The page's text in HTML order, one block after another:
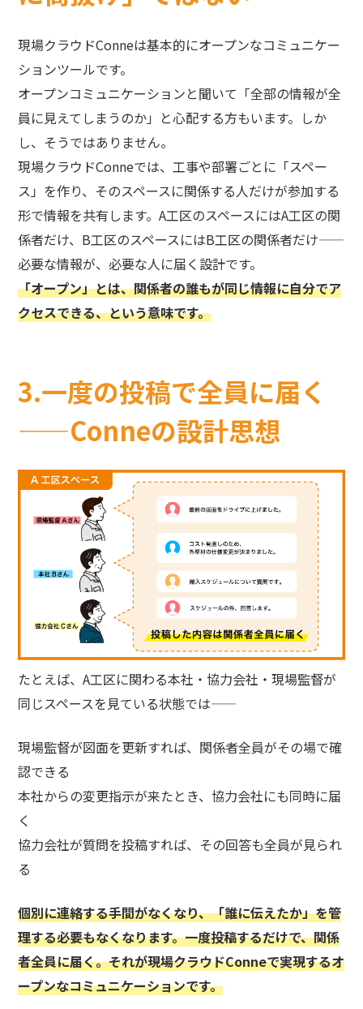
現場クラウドConneは基本的にオープンなコミュニケー
ションツールです。
オープンコミュニケーションと聞いて「全部の情報が全
員に見えてしまうのか」と心配する方もいます。しか
し、そうではありません。
現場クラウドConneでは、工事や部署ごとに「スペー
ス」を作り、そのスペースに関係する人だけが参加する
形で情報を共有します。A工区のスペースにはA工区の関
係者だけ、B工区のスペースにはB工区の関係者だけ——
必要な情報が、必要な人に届く設計です。
「オープン」とは、関係者の誰もが同じ情報に自分でア
クセスできる、という意味です。
3.一度の投稿で全員に届く
——Conneの設計思想
たとえば、A工区に関わる本社・協力会社・現場監督が
同じスペースを見ている状態では——
現場監督が図面を更新すれば、関係者全員がその場で確
認できる
本社からの変更指示が来たとき、協力会社にも同時に届
く
協力会社が質問を投稿すれば、その回答も全員が見られ
る
個別に連絡する手間がなくなり、「誰に伝えたか」を管
理する必要もなくなります。一度投稿するだけで、関係
者全員に届く。それが現場クラウドConneで実現するオ
ープンなコミュニケーションです。